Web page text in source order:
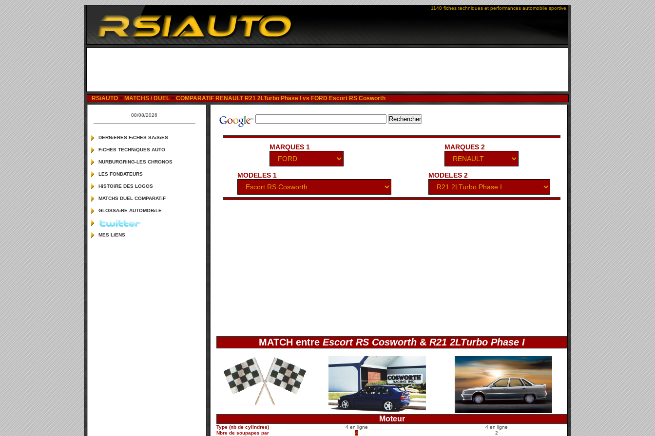
1140 fiches techniques et performances automobile sportive.
RSiAUTO > MATCHS / DUEL > COMPARATIF RENAULT R21 2LTurbo Phase I vs FORD Escort RS Cosworth
MARQUES 1 MARQUES 2
MODELES 1 MODELES 2
MATCH entre Escort RS Cosworth & R21 2LTurbo Phase I
Moteur
Type (nb de cylindres) 4 en ligne
4 en ligne
Nbre de soupapes par
4 2
08/08/2026
DERNiERES FiCHES SAiSiES
FiCHES TECHNiQUES AUTO
NURBURGRiNG-LES CHRONOS
LES FONDATEURS
HiSTOiRE DES LOGOS
MATCHS DUEL COMPARATiF
GLOSSAiRE AUTOMOBiLE
MES LiENS